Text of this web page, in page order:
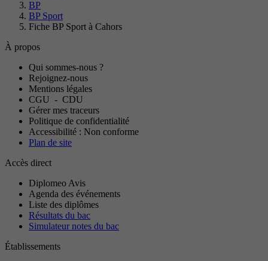
BP
BP Sport
Fiche BP Sport à Cahors
À propos
Qui sommes-nous ?
Rejoignez-nous
Mentions légales
CGU - CDU
Gérer mes traceurs
Politique de confidentialité
Accessibilité : Non conforme
Plan de site
Accès direct
Diplomeo Avis
Agenda des événements
Liste des diplômes
Résultats du bac
Simulateur notes du bac
Établissements